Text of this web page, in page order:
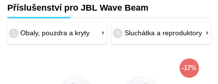
Příslušenství pro JBL Wave Beam
1 Obaly, pouzdra a kryty 8 Sluchátka a reproduktory
-17%